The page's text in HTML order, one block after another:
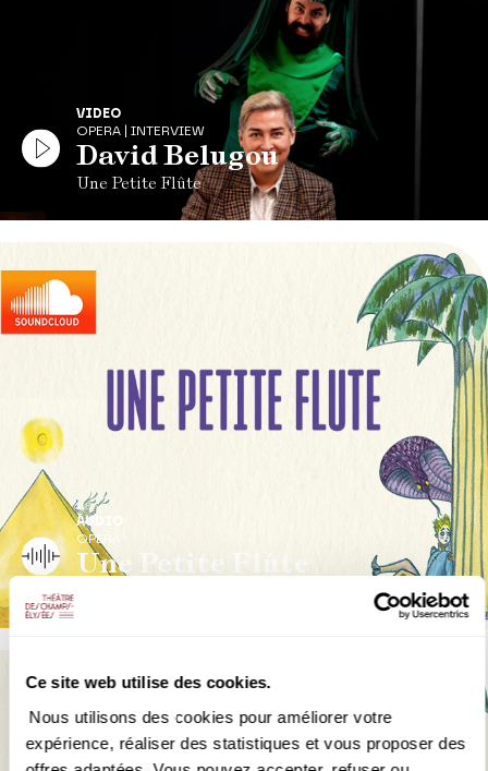
Ce site web utilise des cookies.
Nous utilisons des cookies pour améliorer votre
expérience, réaliser des statistiques et vous proposer des
VIDEO
OPERA | INTERVIEW
David Belugou
Une Petite Flûte
AUDIO
OPERA
Une Petite Flûte